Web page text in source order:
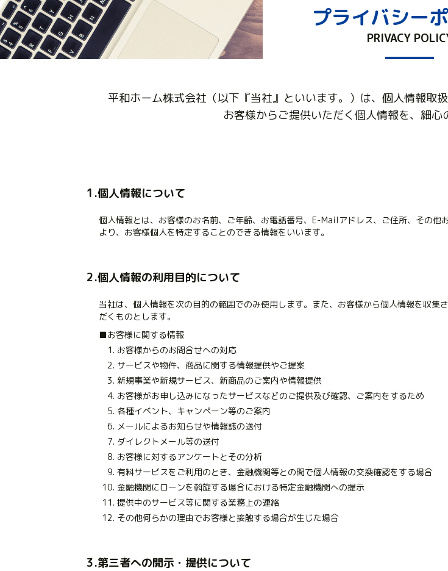
プライバシー
PRIVACY
平和ホーム株式会社（以下『当社』といいます。）は、個人情報取
お客様からご提供いただく個人情報を、細心
1.個人情報について
個人情報とは、お客様のお名前、ご年齢、お電話番号、E-Mailアドレス、ご住所、その
より、お客様個人を特定することのできる情報をいいます。
2.個人情報の利用目的について
当社は、個人情報を次の目的の範囲でのみ使用します。また、お客様から個人情報を収
だくものとします。
■お客様に関する情報
お客様からのお問合せへの対応
サービスや物件、商品に関する情報提供やご提案
新規事業や新規サービス、新商品のご案内や情報提供
お客様がお申し込みになったサービスなどのご提供及び確認、ご案内をするため
各種イベント、キャンペーン等のご案内
メールによるお知らせや情報誌の送付
ダイレクトメール等の送付
お客様に対するアンケートとその分析
有料サービスをご利用のとき、金融機関等との間で個人情報の交換確認をする場合
金融機関にローンを斡旋する場合における特定金融機関への提示
提供中のサービス等に関する業務上の連絡
その他何らかの理由でお客様と接触する場合が生じた場合
3.第三者への開示・提供について